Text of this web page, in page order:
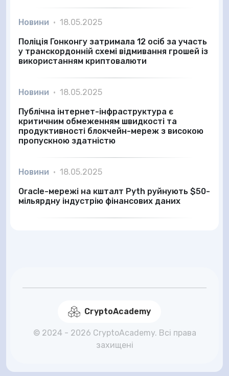
Новини • 18.05.2025
Поліція Гонконгу затримала 12 осіб за участь
у транскордонній схемі відмивання грошей із
використанням криптовалюти
Новини • 18.05.2025
Публічна інтернет-інфраструктура є
критичним обмеженням швидкості та
продуктивності блокчейн-мереж з високою
пропускною здатністю
Новини • 18.05.2025
Oracle-мережі на кшталт Pyth руйнують $50-
мільярдну індустрію фінансових даних
CryptoAcademy
© 2024 - 2026 CryptoAcademy. Всі права
захищені